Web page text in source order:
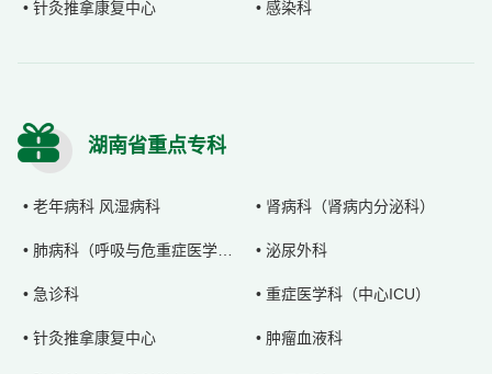
• 针灸推拿康复中心 • 感染科
湖南省重点专科
• 老年病科 风湿病科 • 肾病科（肾病内分泌科）
• 肺病科（呼吸与危重症医学科） • 泌尿外科
• 急诊科 • 重症医学科（中心ICU）
• 针灸推拿康复中心 • 肿瘤血液科